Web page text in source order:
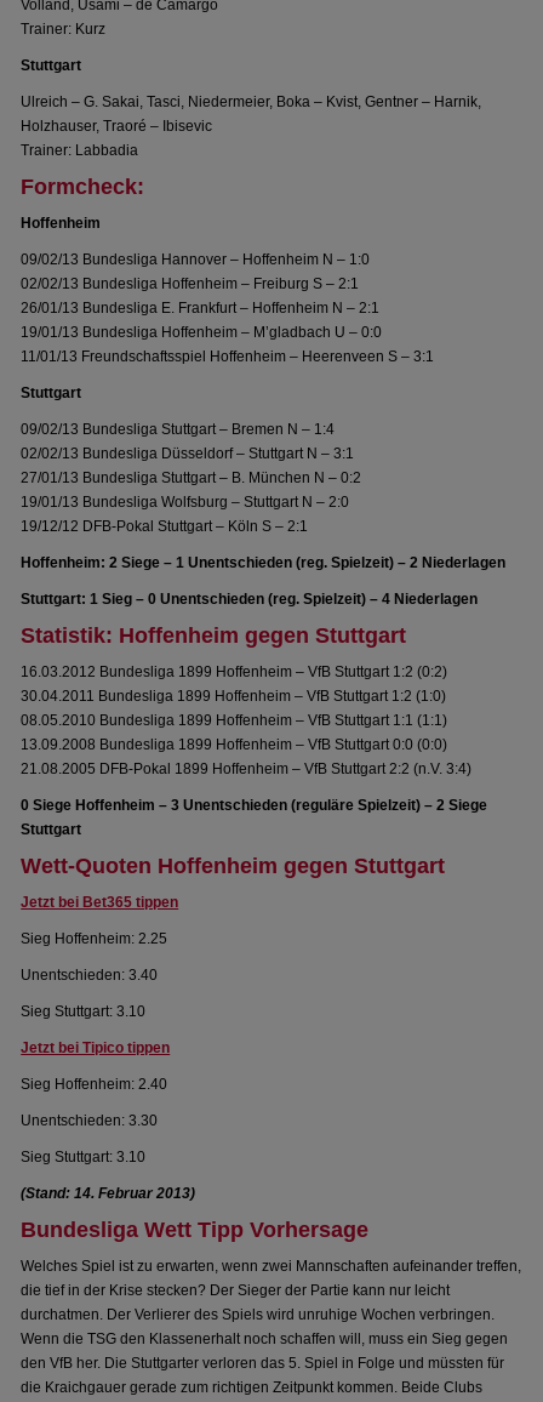
Volland, Usami – de Camargo
Trainer: Kurz
Stuttgart
Ulreich – G. Sakai, Tasci, Niedermeier, Boka – Kvist, Gentner – Harnik,
Holzhauser, Traoré – Ibisevic
Trainer: Labbadia
Formcheck:
Hoffenheim
09/02/13 Bundesliga Hannover – Hoffenheim N – 1:0
02/02/13 Bundesliga Hoffenheim – Freiburg S – 2:1
26/01/13 Bundesliga E. Frankfurt – Hoffenheim N – 2:1
19/01/13 Bundesliga Hoffenheim – M’gladbach U – 0:0
11/01/13 Freundschaftsspiel Hoffenheim – Heerenveen S – 3:1
Stuttgart
09/02/13 Bundesliga Stuttgart – Bremen N – 1:4
02/02/13 Bundesliga Düsseldorf – Stuttgart N – 3:1
27/01/13 Bundesliga Stuttgart – B. München N – 0:2
19/01/13 Bundesliga Wolfsburg – Stuttgart N – 2:0
19/12/12 DFB-Pokal Stuttgart – Köln S – 2:1
Hoffenheim: 2 Siege – 1 Unentschieden (reg. Spielzeit) – 2 Niederlagen
Stuttgart: 1 Sieg – 0 Unentschieden (reg. Spielzeit) – 4 Niederlagen
Statistik: Hoffenheim gegen Stuttgart
16.03.2012 Bundesliga 1899 Hoffenheim – VfB Stuttgart 1:2 (0:2)
30.04.2011 Bundesliga 1899 Hoffenheim – VfB Stuttgart 1:2 (1:0)
08.05.2010 Bundesliga 1899 Hoffenheim – VfB Stuttgart 1:1 (1:1)
13.09.2008 Bundesliga 1899 Hoffenheim – VfB Stuttgart 0:0 (0:0)
21.08.2005 DFB-Pokal 1899 Hoffenheim – VfB Stuttgart 2:2 (n.V. 3:4)
0 Siege Hoffenheim – 3 Unentschieden (reguläre Spielzeit) – 2 Siege
Stuttgart
Wett-Quoten Hoffenheim gegen Stuttgart
Jetzt bei Bet365 tippen
Sieg Hoffenheim: 2.25
Unentschieden: 3.40
Sieg Stuttgart: 3.10
Jetzt bei Tipico tippen
Sieg Hoffenheim: 2.40
Unentschieden: 3.30
Sieg Stuttgart: 3.10
(Stand: 14. Februar 2013)
Bundesliga Wett Tipp Vorhersage
Welches Spiel ist zu erwarten, wenn zwei Mannschaften aufeinander treffen,
die tief in der Krise stecken? Der Sieger der Partie kann nur leicht
durchatmen. Der Verlierer des Spiels wird unruhige Wochen verbringen.
Wenn die TSG den Klassenerhalt noch schaffen will, muss ein Sieg gegen
den VfB her. Die Stuttgarter verloren das 5. Spiel in Folge und müssten für
die Kraichgauer gerade zum richtigen Zeitpunkt kommen. Beide Clubs